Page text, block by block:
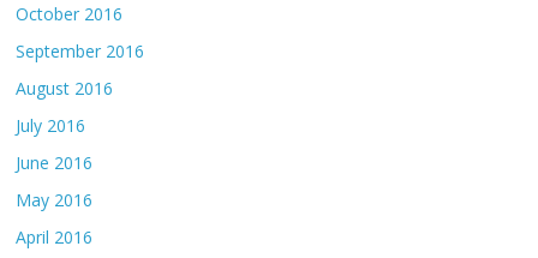
October 2016
September 2016
August 2016
July 2016
June 2016
May 2016
April 2016